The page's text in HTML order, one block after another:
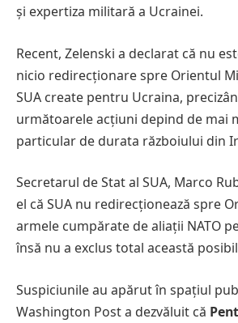
și expertiza militară a Ucrainei.
Recent, Zelenski a declarat că nu
nicio redirecționare spre Orientul
SUA create pentru Ucraina,
următoarele acțiuni depind de mai
particular de durata războiului din
Secretarul de Stat al SUA, Marco
el că SUA nu redirecționează spre
armele cumpărate de aliații NATO
însă nu a exclus total această
Suspiciunile au apărut în spațiul
Washington Post a dezvăluit că